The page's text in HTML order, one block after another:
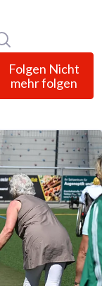
Folgen Nicht
mehr folgen